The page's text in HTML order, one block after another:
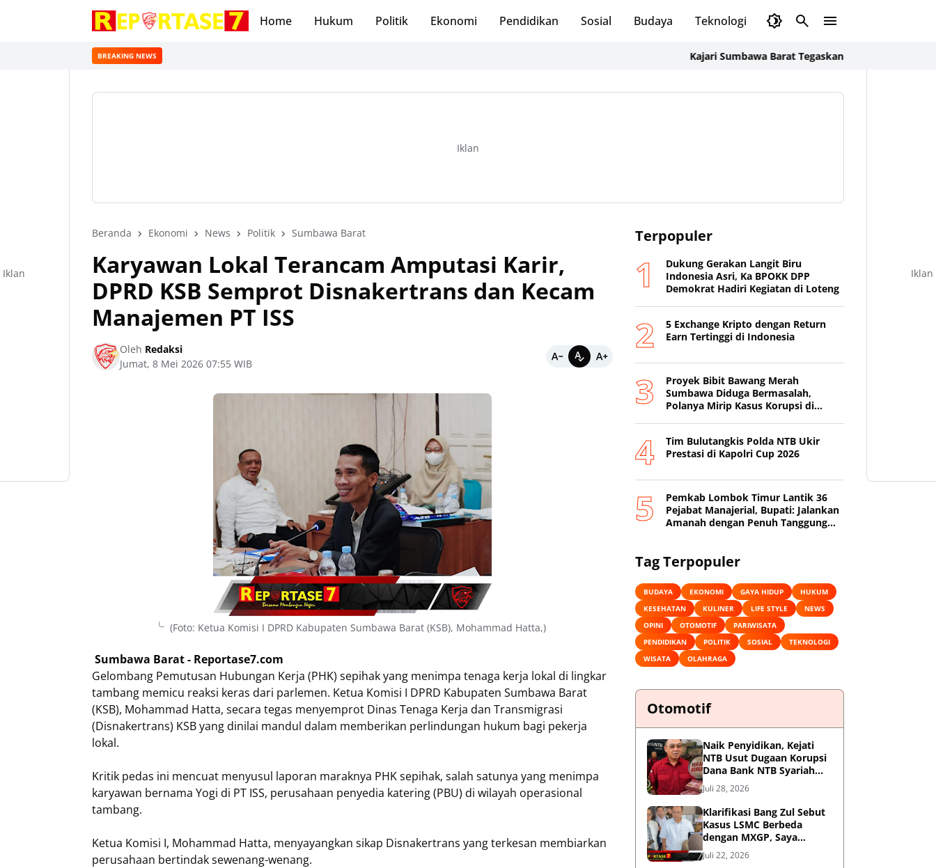
Home Hukum Politik Ekonomi Pendidikan Sosial Budaya Teknologi Olahraga
BREAKING NEWS Kajari Sumbawa Barat Tegaskan Penyidikan Korupsi
Iklan
Beranda Ekonomi News Politik Sumbawa Barat
Karyawan Lokal Terancam Amputasi Karir,
DPRD KSB Semprot Disnakertrans dan Kecam
Manajemen PT ISS
Oleh Redaksi
Jumat, 8 Mei 2026 07:55 WIB
(Foto: Ketua Komisi I DPRD Kabupaten Sumbawa Barat (KSB), Mohammad Hatta,)
Sumbawa Barat - Reportase7.com
Gelombang Pemutusan Hubungan Kerja (PHK) sepihak yang menimpa tenaga kerja lokal di lingkar
tambang memicu reaksi keras dari parlemen. Ketua Komisi I DPRD Kabupaten Sumbawa Barat
(KSB), Mohammad Hatta, secara tegas menyemprot Dinas Tenaga Kerja dan Transmigrasi
(Disnakertrans) KSB yang dinilai mandul dalam memberikan perlindungan hukum bagi pekerja
lokal.
Kritik pedas ini mencuat menyusul laporan maraknya PHK sepihak, salah satunya yang menimpa
karyawan bernama Yogi di PT ISS, perusahaan penyedia katering (PBU) di wilayah operasional
tambang.
Ketua Komisi I, Mohammad Hatta, menyayangkan sikap Disnakertrans yang terkesan membiarkan
perusahaan bertindak sewenang-wenang.
Terpopuler
Dukung Gerakan Langit Biru
Indonesia Asri, Ka BPOKK DPP
Demokrat Hadiri Kegiatan di Loteng
5 Exchange Kripto dengan Return
Earn Tertinggi di Indonesia
Proyek Bibit Bawang Merah
Sumbawa Diduga Bermasalah,
Polanya Mirip Kasus Korupsi di
Tim Bulutangkis Polda NTB Ukir
Prestasi di Kapolri Cup 2026
Pemkab Lombok Timur Lantik 36
Pejabat Manajerial, Bupati: Jalankan
Amanah dengan Penuh Tanggung
Tag Terpopuler
BUDAYA EKONOMI GAYA HIDUP
HUKUM
KESEHATAN
KULINER LIFE STYLE
NEWS
OPINI
OTOMOTIF
PARIWISATA
PENDIDIKAN
POLITIK SOSIAL
TEKNOLOGI
WISATA
OLAHRAGA
Otomotif
Naik Penyidikan, Kejati
NTB Usut Dugaan Korupsi
Dana Bank NTB Syariah
untuk MXGP 2023
Juli 28, 2026
Klarifikasi Bang Zul Sebut
Kasus LSMC Berbeda
dengan MXGP, Saya
Dipanggil Sebagai Saksi
Juli 22, 2026
Iklan Iklan